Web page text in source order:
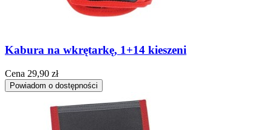
Kabura na wkrętarkę, 1+14 kieszeni
Cena 29,90 zł
Powiadom o dostępności